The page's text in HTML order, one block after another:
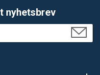
nyhetsbrev